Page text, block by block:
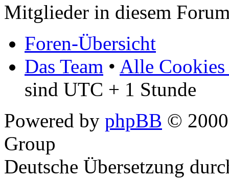
Mitglieder in diesem
Foren-Übersicht
Das Team • Alle Cookies
sind UTC + 1 Stunde
Powered by phpBB ©
Group
Deutsche Übersetzung